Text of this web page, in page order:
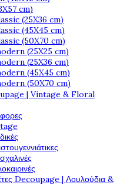
cm)
(25X36 cm)
(45X45 cm)
(50X70 cm)
(25X25 cm)
(25X36 cm)
(45X45 cm)
(50X70 cm)
| Vintage & Floral
Decoupage | Λουλούδια &